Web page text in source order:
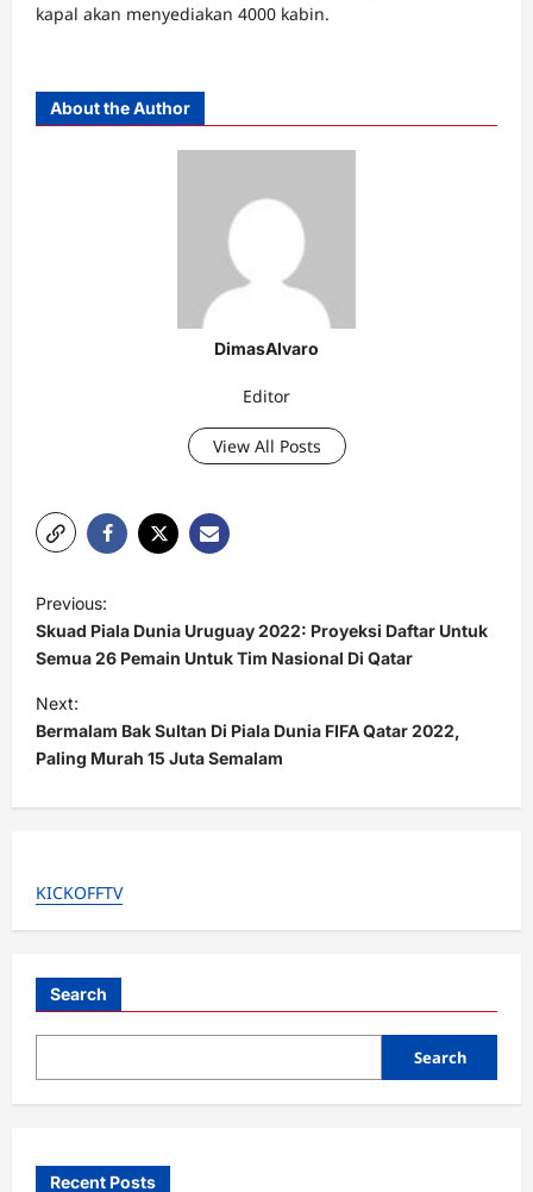
kapal akan menyediakan 4000 kabin.
About the Author
DimasAlvaro
Editor
View All Posts
P
o
s
t
n
a
v
g
o
Previous:
Skuad Piala Dunia Uruguay 2022: Proyeksi Daftar Untuk
Semua 26 Pemain Untuk Tim Nasional Di Qatar
Next:
Bermalam Bak Sultan Di Piala Dunia FIFA Qatar 2022,
Paling Murah 15 Juta Semalam
KICKOFFTV
Search
Search
Recent Posts